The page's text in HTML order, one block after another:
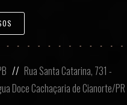
// Rua Santa Catarina, 731 -
Doce Cachaçaria de Cianorte/PR